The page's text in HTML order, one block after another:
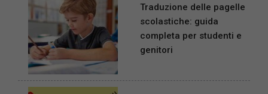
Traduzione delle pagelle
scolastiche: guida
completa per studenti e
genitori